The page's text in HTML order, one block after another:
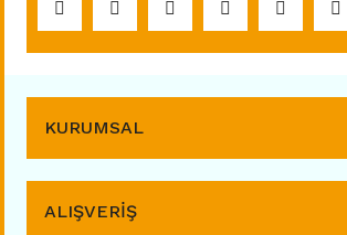
KURUMSAL
ALIŞVERİŞ